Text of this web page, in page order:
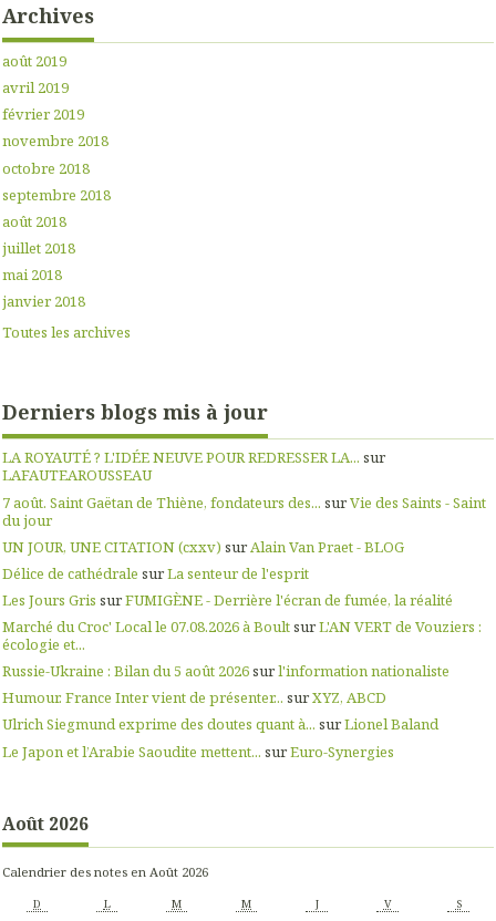
Archives
août 2019
avril 2019
février 2019
novembre 2018
octobre 2018
septembre 2018
août 2018
juillet 2018
mai 2018
janvier 2018
Toutes les archives
Derniers blogs mis à jour
LA ROYAUTÉ ? L'IDÉE NEUVE POUR REDRESSER LA... sur
LAFAUTEAROUSSEAU
7 août. Saint Gaëtan de Thiène, fondateurs des... surVie des Saints - Saint
du jour
UN JOUR, UNE CITATION (cxxv) surAlain Van Praet - BLOG
Délice de cathédrale surLa senteur de l'esprit
Les Jours Gris surFUMIGÈNE - Derrière l'écran de fumée, la réalité
Marché du Croc' Local le 07.08.2026 à BoultsurL'AN VERT de Vouziers :
écologie et...
Russie-Ukraine : Bilan du 5 août 2026surl'information nationaliste
Humour. France Inter vient de présenter... surXYZ, ABCD
Ulrich Siegmund exprime des doutes quant à... surLionel Baland
Le Japon et l’Arabie Saoudite mettent... surEuro-Synergies
Août 2026
Calendrier des notes en Août 2026
D L M M J V S